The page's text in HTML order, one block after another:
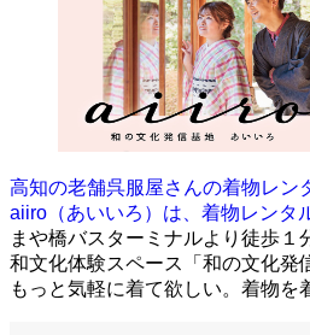
高知の老舗呉服屋さんの着物レン
aiiro（あいいろ）は、着物レンタ
まや橋バスターミナルより徒歩１
和文化体験スペース「和の文化発
もっと気軽に着て欲しい。着物